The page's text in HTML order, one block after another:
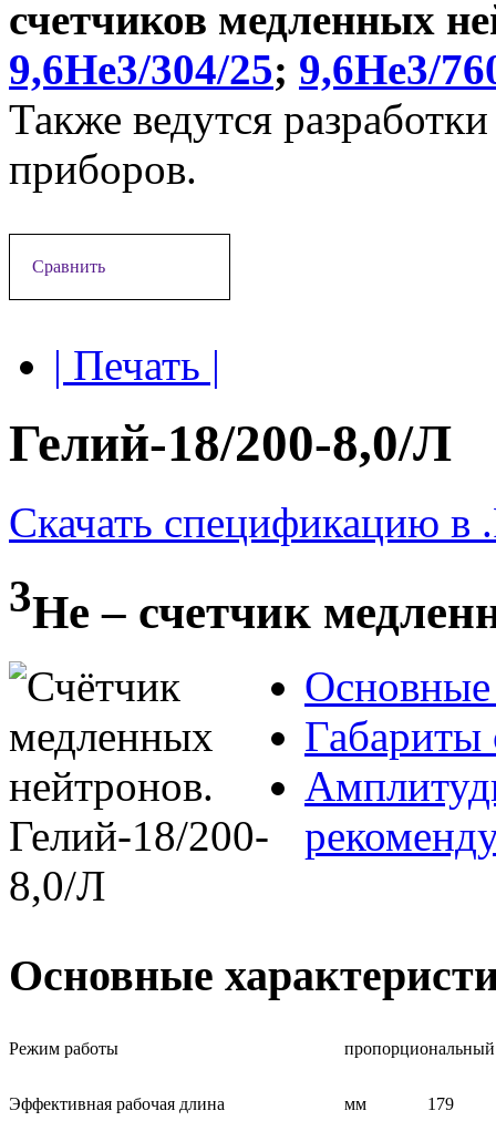
счетчиков медленных
9,6He3/304/25; 9,6He3/
Также ведутся
приборов.
Сравнить
| Печать |
Гелий-18/200-8,0/Л
Скачать спецификацию в
3Не – счетчик
Основные
Габариты
Основные
Режим работы пропорциональный
Эффективная рабочая длина мм 179